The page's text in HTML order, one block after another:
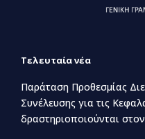
Τελευταία νέα
Παράταση Προθεσμίας
Συνέλευσης για τις
δραστηριοποιούνται